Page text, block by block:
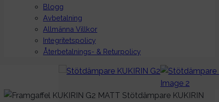
Blogg
Avbetalning
Allmänna Villkor
Integritetspolicy
Återbetalnings- & Returpolicy